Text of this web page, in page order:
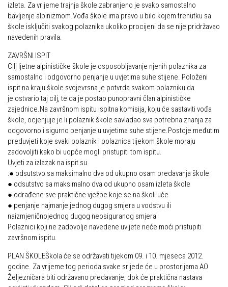
izleta. Za vrijeme trajnja škole zabranjeno je svako samostalno
bavljenje alpinizmom.Vođa škole ima pravo u bilo kojem trenutku sa
škole isključiti svakog polaznika ukoliko procijeni da se nije pridržavao
navedenih pravila.
ZAVRŠNI ISPIT
Cilj ljetne alpinističke škole je osposobljavanje njenih polaznika za
samostalno i odgovorno penjanje u uvjetima suhe stijene. Položeni
ispit na kraju škole svojevrsna je potvrda svakom polazniku da
je ostvario taj cilj, te da je postao punopravni član alpinističke
zajednice.Na završnom ispitu ispitna komisija, koju će sastaviti vođa
škole, ocjenjuje je li polaznik škole savladao sva potrebna znanja za
odgovorno i sigurno penjanje u uvjetima suhe stijene.Postoje međutim
preduvjeti koje svaki polaznik i polaznica tijekom škole moraju
zadovoljiti kako bi uopće mogli pristupiti tom ispitu.
Uvjeti za izlazak na ispit su
:● odsutstvo sa maksimalno dva od ukupno osam predavanja škole
● odsutstvo sa maksimalno dva od ukupno osam izleta škole
● odrađene sve praktične vježbe koje se na školi uče
● penjanje najmanje:jednog dugog smjera u vodstvu ili
naizmjeničnojednog dugog neosiguranog smjera
Polaznici koji ne zadovolje navedene uvijete neće moći pristupiti
završnom ispitu.
PLAN ŠKOLEŠkola će se održavati tijekom 09. i 10. mjeseca 2012.
godine. Za vrijeme tog perioda svake srijede će u prostorijama AO
Željezničara biti održavano predavanje, dok će praktična nastava